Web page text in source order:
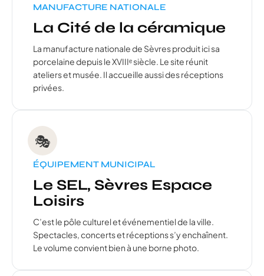
MANUFACTURE NATIONALE
La Cité de la céramique
La manufacture nationale de Sèvres produit ici sa
porcelaine depuis le XVIIIᵉ siècle. Le site réunit
ateliers et musée. Il accueille aussi des réceptions
privées.
🎭
ÉQUIPEMENT MUNICIPAL
Le SEL, Sèvres Espace
Loisirs
C’est le pôle culturel et événementiel de la ville.
Spectacles, concerts et réceptions s’y enchaînent.
Le volume convient bien à une borne photo.